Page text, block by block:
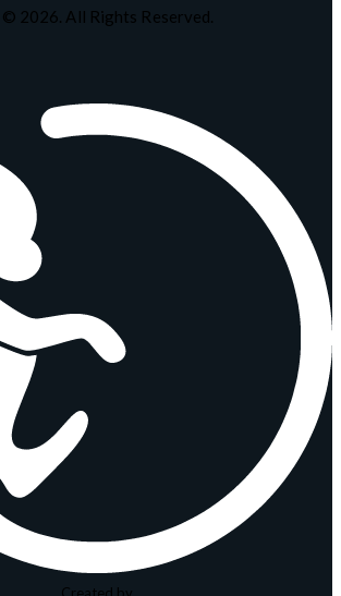
© 2026. All Rights Reserved.